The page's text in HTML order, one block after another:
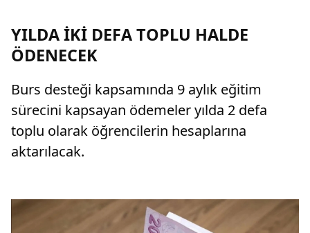
YILDA İKİ DEFA TOPLU HALDE
ÖDENECEK
Burs desteği kapsamında 9 aylık eğitim
sürecini kapsayan ödemeler yılda 2 defa
toplu olarak öğrencilerin hesaplarına
aktarılacak.